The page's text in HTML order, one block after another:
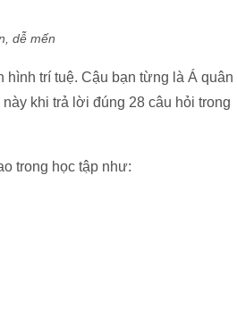
dễ mến
trí tuệ. Cậu bạn từng là Á quân
khi trả lời đúng 28 câu hỏi trong
trong học tập như: